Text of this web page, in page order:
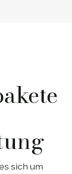
sich um